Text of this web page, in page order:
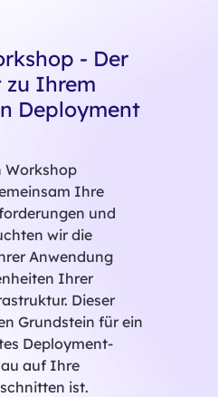
- Der
zu Ihrem
Deployment
Workshop
Ihre
und
wir die
Anwendung
Ihrer
Dieser
Grundstein für ein
Deployment-
auf Ihre
ist.